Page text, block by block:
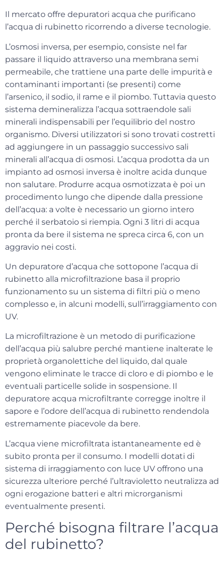
Il mercato offre depuratori acqua che purificano
l’acqua di rubinetto ricorrendo a diverse tecnologie.
L’osmosi inversa, per esempio, consiste nel far
passare il liquido attraverso una membrana semi
permeabile, che trattiene una parte delle impurità e
contaminanti importanti (se presenti) come
l’arsenico, il sodio, il rame e il piombo. Tuttavia questo
sistema demineralizza l’acqua sottraendole sali
minerali indispensabili per l’equilibrio del nostro
organismo. Diversi utilizzatori si sono trovati costretti
ad aggiungere in un passaggio successivo sali
minerali all’acqua di osmosi. L’acqua prodotta da un
impianto ad osmosi inversa è inoltre acida dunque
non salutare. Produrre acqua osmotizzata è poi un
procedimento lungo che dipende dalla pressione
dell’acqua: a volte è necessario un giorno intero
perché il serbatoio si riempia. Ogni 3 litri di acqua
pronta da bere il sistema ne spreca circa 6, con un
aggravio nei costi.
Un depuratore d’acqua che sottopone l’acqua di
rubinetto alla microfiltrazione basa il proprio
funzionamento su un sistema di filtri più o meno
complesso e, in alcuni modelli, sull’irraggiamento con
UV.
La microfiltrazione è un metodo di purificazione
dell’acqua più salubre perché mantiene inalterate le
proprietà organolettiche del liquido, dal quale
vengono eliminate le tracce di cloro e di piombo e le
eventuali particelle solide in sospensione. Il
depuratore acqua microfiltrante corregge inoltre il
sapore e l’odore dell’acqua di rubinetto rendendola
estremamente piacevole da bere.
L’acqua viene microfiltrata istantaneamente ed è
subito pronta per il consumo. I modelli dotati di
sistema di irraggiamento con luce UV offrono una
sicurezza ulteriore perché l’ultravioletto neutralizza ad
ogni erogazione batteri e altri microrganismi
eventualmente presenti.
Perché bisogna filtrare l’acqua
del rubinetto?